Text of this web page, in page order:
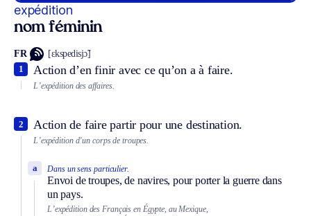
expédition
nom féminin
FR [ɛkspedisjɔ̃]
Action d’en finir avec ce qu’on a à faire.
1
L’expédition des affaires.
Action de faire partir pour une destination.
2
L’expédition d’un corps de troupes.
Dans un sens particulier.
Envoi de troupes, de navires, pour porter la guerre dans
un pays.
a
L’expédition des Français en Égypte, au Mexique,